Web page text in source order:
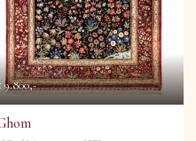
9.800,-